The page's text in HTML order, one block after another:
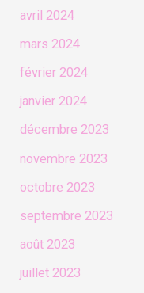
avril 2024
mars 2024
février 2024
janvier 2024
décembre 2023
novembre 2023
octobre 2023
septembre 2023
août 2023
juillet 2023